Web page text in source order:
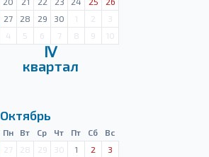
27 28 29 30 1 2
3
4 5 6 7 8 9 10
Ⅳ
квартал
Октябрь
Пн Вт Ср Чт Пт Сб
Вс
27 28 29 30 1 2
3